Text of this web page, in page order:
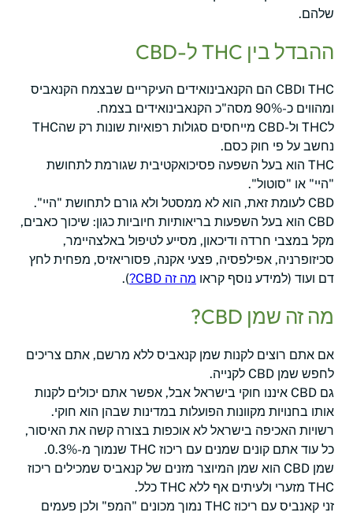
שלהם.
ההבדל בין THC ל-CBD
THC וCBD הם הקנאבינואידים העיקריים שבצמח הקנאביס
ומהווים כ-90% מסה"כ הקנאבינואידים בצמח.
לTHC ול-CBD מייחסים סגולות רפואיות שונות רק שהTHC
נחשב על פי חוק כסם.
THC הוא בעל השפעה פסיכואקטיבית שגורמת לתחושת
"היי" או "סוטול".
CBD לעומת זאת, הוא לא ממסטל ולא גורם לתחושת "היי".
CBD הוא בעל השפעות בריאותיות חיוביות כגון: שיכוך כאבים,
מקל במצבי חרדה ודיכאון, מסייע לטיפול באלצהיימר,
סכיזופרניה, אפילפסיה, פצעי אקנה, פסוריאזיס, מפחית לחץ
דם ועוד (למידע נוסף קראו מה זה CBD? ).
מה זה שמן CBD?
אם אתם רוצים לקנות שמן קנאביס ללא מרשם, אתם צריכים
לחפש שמן CBD לקנייה.
גם CBD איננו חוקי בישראל אבל, אפשר אתם יכולים לקנות
אותו בחנויות מקוונות הפועלות במדינות שבהן הוא חוקי.
רשויות האכיפה בישראל לא אוכפות בצורה קשה את האיסור,
כל עוד אתם קונים שמנים עם ריכוז THC שנמוך מ-0.3%.
שמן CBD הוא שמן המיוצר מזנים של קנאביס שמכילים ריכוז
THC מזערי ולעיתים אף ללא THC כלל.
זני קאנביס עם ריכוז THC נמוך מכונים "המפ" ולכן פעמים